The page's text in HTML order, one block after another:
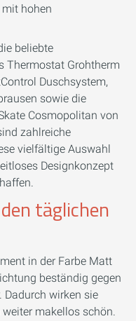
hohen
beliebte
Thermostat Grohtherm
Duschsystem,
sowie die
Cosmopolitan von
zahlreiche
vielfältige Auswahl
Designkonzept
täglichen
in der Farbe Matt
beständig gegen
Dadurch wirken sie
makellos schön.